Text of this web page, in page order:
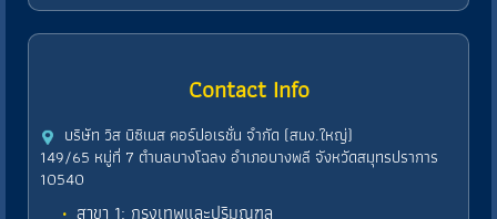
Contact Info
บริษัท วิส บิซิเนส คอร์ปอเรชั่น จำกัด (สนง.ใหญ่)
149/65 หมู่ที่ 7 ตำบลบางโฉลง อำเภอบางพลี จังหวัดสมุทรปราการ
10540
สาขา 1: กรุงเทพและปริมณฑล